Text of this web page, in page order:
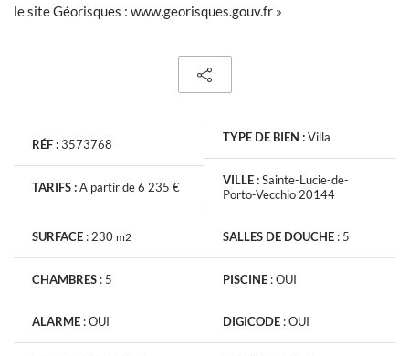
le site Géorisques : www.georisques.gouv.fr »
RÉF :3573768
TARIFS :A partir de 6 235 €
TYPE DE BIEN :Villa
VILLE :Sainte-Lucie-de-
Porto-Vecchio 20144
SURFACE :230 m2
CHAMBRES : 5
SALLES DE DOUCHE : 5
PISCINE :OUI
ALARME :OUI DIGICODE :OUI
Recevoir les nouvelles annonces similaires